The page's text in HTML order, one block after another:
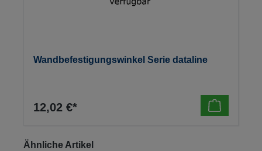
Wandbefestigungswinkel Serie dataline
12,02 €*
Produktgalerie überspringen
Ähnliche Artikel